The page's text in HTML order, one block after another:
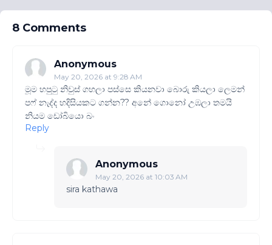
8 Comments
Anonymous
May 20, 2026 at 9:28 AM
මූම හපුටු නිවුස් ගහලා පස්සෙ කියනවා බොරු කියලා ලෙමන්
පෆ් නැද්ද හදිසියකට ගන්න?? අනේ ගොනෝ උඹලා තමයි
නියම ඩෝබියො බං
Reply
Anonymous
May 20, 2026 at 10:03 AM
sira kathawa